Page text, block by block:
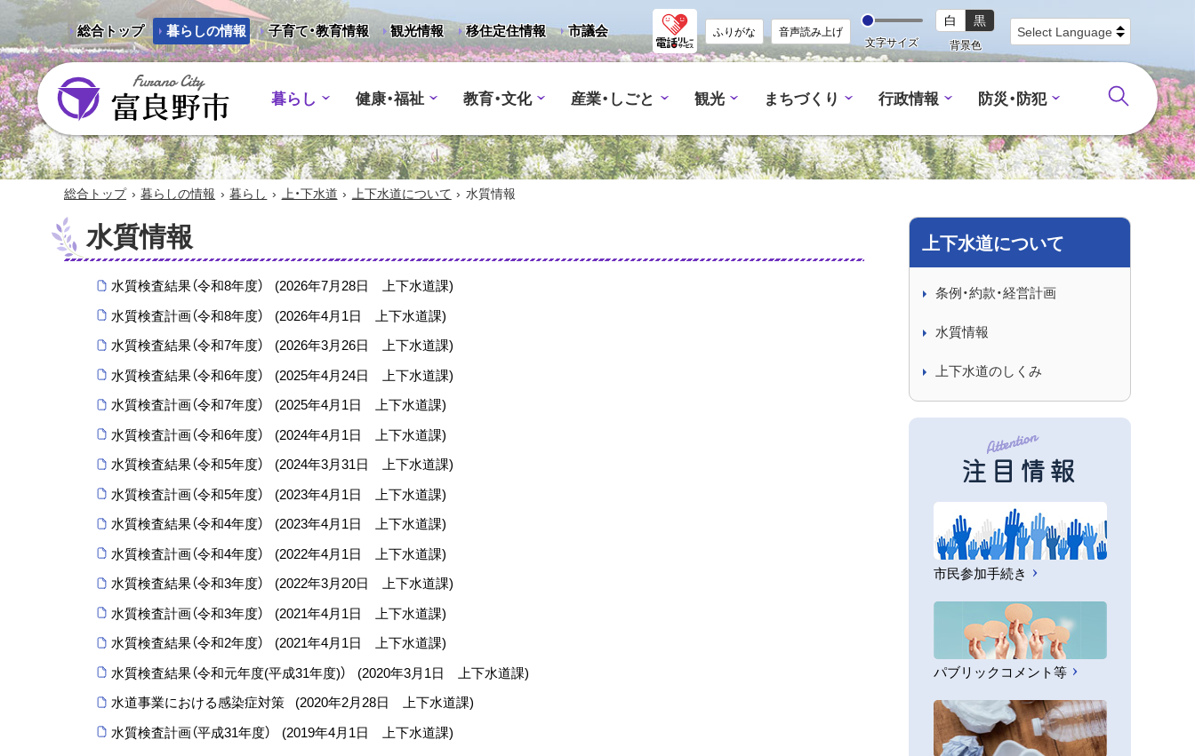
総合トップ 暮らしの情報 子育て・教育情報 観光情報 移住定住情報 市議会 ふりがな
音声読み上げ
文字サイズ
背景色
白 黒
富良野市 - Frano City
暮らし 健康・福祉 教育・文化 産業・しごと 観光 まちづくり 行政情報 防災・防犯
総合トップ › 暮らしの情報 › 暮らし › 上・下水道 › 上下水道について › 水質情報
水質情報
水質検査結果（令和8年度） (2026年7月28日 上下水道課)
水質検査計画（令和8年度）
(2026年4月1日 上下水道課)
水質検査結果（令和7年度）
(2026年3月26日 上下水道課)
水質検査結果（令和6年度）
(2025年4月24日 上下水道課)
水質検査計画（令和7年度）
(2025年4月1日 上下水道課)
水質検査計画（令和6年度）
(2024年4月1日 上下水道課)
水質検査結果（令和5年度）
(2024年3月31日 上下水道課)
水質検査計画（令和5年度）
(2023年4月1日 上下水道課)
水質検査結果（令和4年度）
(2023年4月1日 上下水道課)
水質検査計画（令和4年度）
(2022年4月1日 上下水道課)
水質検査結果（令和3年度）
(2022年3月20日 上下水道課)
水質検査計画（令和3年度）
(2021年4月1日 上下水道課)
水質検査結果（令和2年度）
(2021年4月1日 上下水道課)
水質検査結果（令和元年度(平成31年度)）
(2020年3月1日 上下水道課)
水道事業における感染症対策
(2020年2月28日 上下水道課)
水質検査計画（平成31年度）
(2019年4月1日 上下水道課)
上下水道について
条例・約款・経営計画
水質情報
上下水道のしくみ
注目情報
市民参加手続き
パブリックコメント等